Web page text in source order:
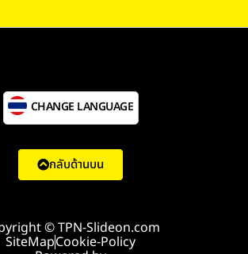
© TPN-Slideon.com
SiteMapCookie-Policy
CHANGE LANGUAGE
กลับด้านบน